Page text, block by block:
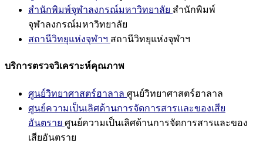
สำนักพิมพ์จุฬาลงกรณ์มหาวิทยาลัย สำนักพิมพ์
จุฬาลงกรณ์มหาวิทยาลัย
สถานีวิทยุแห่งจุฬาฯ สถานีวิทยุแห่งจุฬาฯ
บริการตรวจวิเคราะห์คุณภาพ
ศูนย์วิทยาศาสตร์ฮาลาล ศูนย์วิทยาศาสตร์ฮาลาล
ศูนย์ความเป็นเลิศด้านการจัดการสารและของเสีย
อันตราย ศูนย์ความเป็นเลิศด้านการจัดการสารและของ
เสียอันตราย